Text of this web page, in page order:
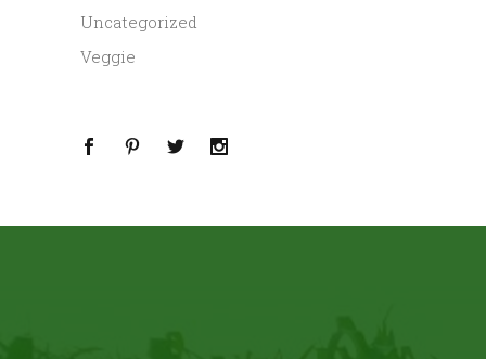
Uncategorized
Veggie